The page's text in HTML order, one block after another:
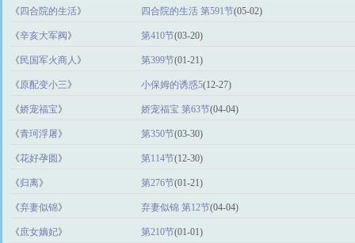
《 四合院的生活》 四合院的生活 第591节(05-02)
《辛亥大军阀 》 第410节(03-20)
《 民国军火商人 》 第399节(01-21)
《原配变小三》 小保姆的诱惑5(12-27)
《娇宠福宝》 娇宠福宝 第63节(04-04)
《青珂浮屠》 第350节(03-30)
《花好孕圆 》 第114节(12-30)
《归离》 第276节(01-21)
《弃妻似锦》 弃妻似锦 第12节(04-04)
《庶女嫡妃》 第210节(01-01)